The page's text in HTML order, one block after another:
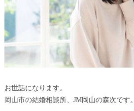
お世話になります。
岡山市の結婚相談所、JM岡山の森次です。